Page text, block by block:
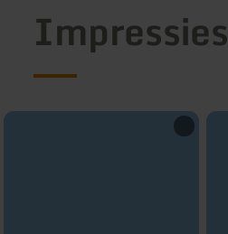
Impressies